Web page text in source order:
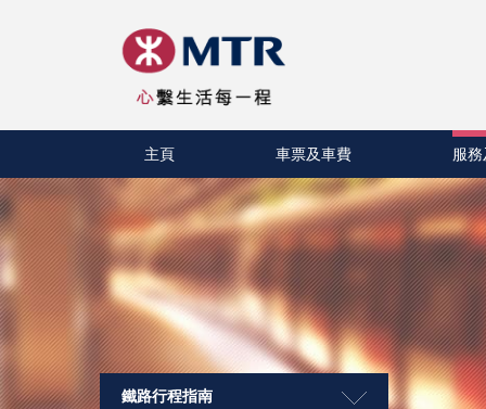
主頁 車票及車費 服
鐵路行程指南